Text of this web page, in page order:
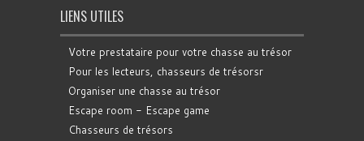
LIENS UTILES
Votre prestataire pour votre chasse au trésor
Pour les lecteurs, chasseurs de trésorsr
Organiser une chasse au trésor
Escape room - Escape game
Chasseurs de trésors